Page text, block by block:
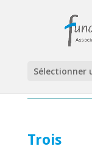
Sélectionner
Trois